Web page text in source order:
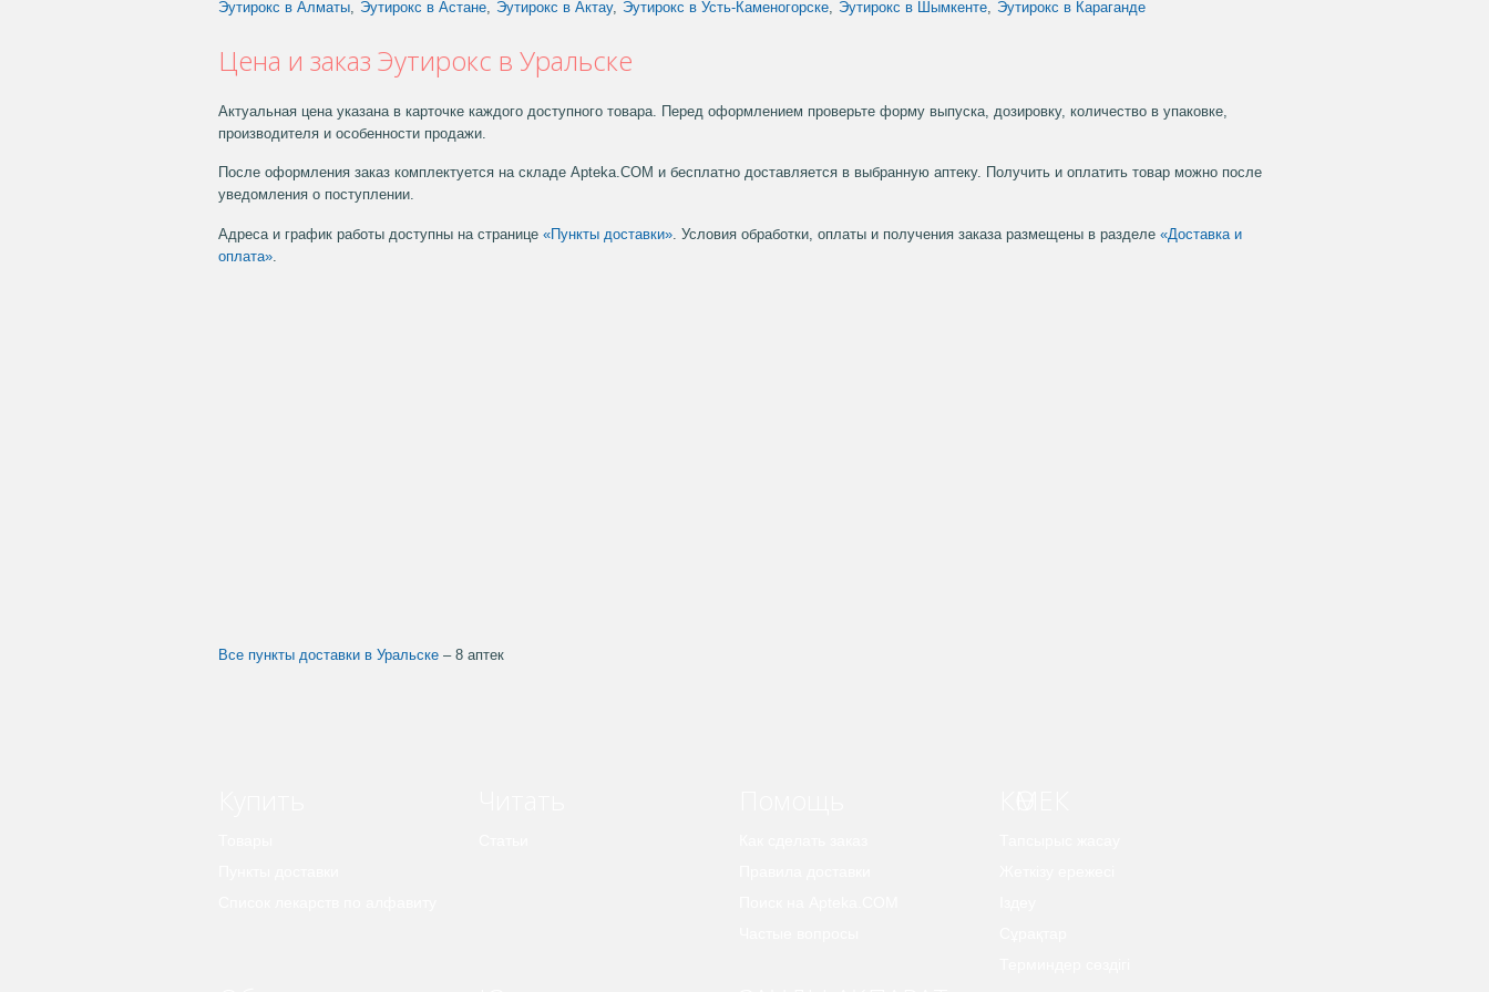
Эутирокс в Алматы Эутирокс в Астане Эутирокс в Актау, Эутирокс в Усть-Каменогорске Эутирокс в Шымкенте Эутирокс в Караганде
Цена и заказ Эутирокс в Уральске
Актуальная цена указана в карточке каждого доступного товара. Перед оформлением проверьте форму выпуска, дозировку, количество в упаковке,
производителя и особенности продажи.
После оформления заказ комплектуется на складе Apteka.COM и бесплатно доставляется в выбранную аптеку. Получить и оплатить товар можно после
уведомления о поступлении.
Адреса и график работы доступны на странице «Пункты доставки» . Условия обработки, оплаты и получения заказа размещены в разделе «Доставка и
оплата»
Все пункты доставки в Уральске – 8 аптек